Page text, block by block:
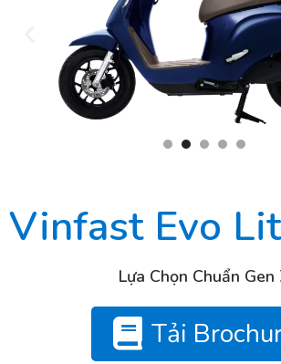
Vinfast Evo
Lựa Chọn Chuẩn Gen
Tải